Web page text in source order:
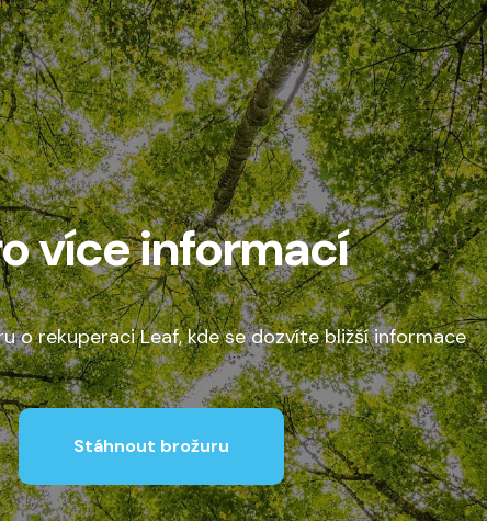
více informací
o rekuperaci Leaf, kde se dozvíte bližší informace
Stáhnout brožuru